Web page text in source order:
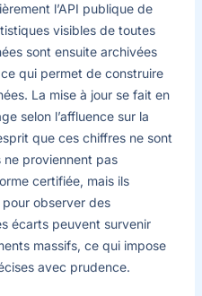
l’API publique de
visibles de toutes
sont ensuite archivées
qui permet de construire
La mise à jour se fait en
selon l’affluence sur la
que ces chiffres ne sont
ne proviennent pas
certifiée, mais ils
observer des
écarts peuvent survenir
massifs, ce qui impose
avec prudence.